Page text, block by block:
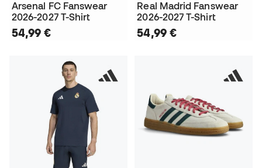
Arsenal FC Fanswear
2026-2027 T-Shirt
54,99 €
Real Madrid Fanswear
2026-2027 T-Shirt
54,99 €